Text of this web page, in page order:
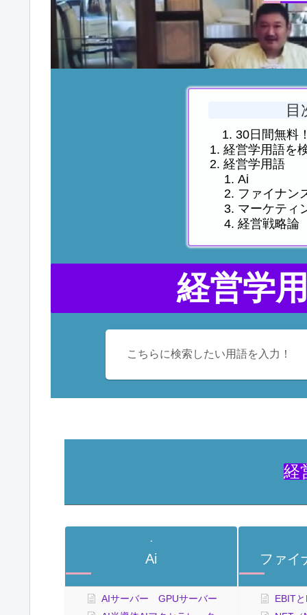
目
30日間無料
経営学用語を
経営学用語
Ai
ファイナン
マーケティ
経営戦略論
経営学
経
Ai
AIサーバー GPUサーバー
ファイ
EBIT